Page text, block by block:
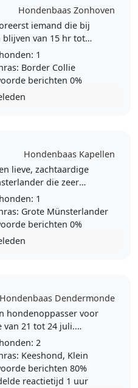
Hondenbaas Zonhoven
iemand die bij
blijven van 15 hr tot
hr op 28 en 29
1
Border Collie
berichten 0%
Hondenbaas Kapellen
lieve, zachtaardige
die zeer
goed met andere
& klein) omgaat. Ik
een..
1
Grote Münsterlander
berichten 0%
Hondenbaas Dendermonde
hondenoppasser voor
van 21 tot 24 juli.
ze zeer lief, enkel naar
honden kunnen ze
maken..
2
Keeshond, Klein
berichten 80%
reactietijd 1 uur